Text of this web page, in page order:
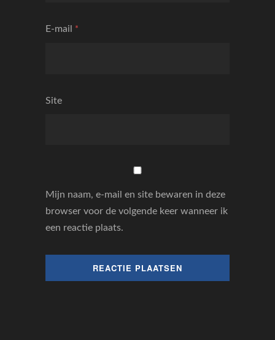
E-mail *
Site
Mijn naam, e-mail en site bewaren in deze
browser voor de volgende keer wanneer ik
een reactie plaats.